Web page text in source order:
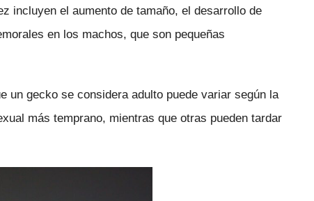
incluyen el aumento de tamaño, el desarrollo de
en los machos, que son pequeñas
un gecko se considera adulto puede variar según la
más temprano, mientras que otras pueden tardar